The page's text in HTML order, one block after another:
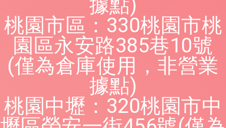
據點)
桃園市區：330桃園市桃
園區永安路385巷10號
(僅為倉庫使用，非營業
據點)
桃園中壢：320桃園市中